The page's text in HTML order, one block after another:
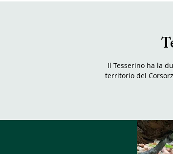
Il Tesserino ha la
territorio del